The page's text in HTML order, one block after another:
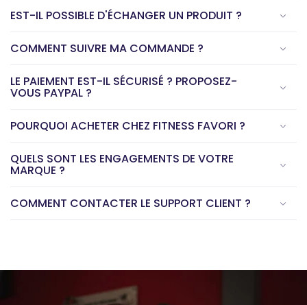
EST-IL POSSIBLE D'ÉCHANGER UN PRODUIT ?
COMMENT SUIVRE MA COMMANDE ?
LE PAIEMENT EST-IL SÉCURISÉ ? PROPOSEZ-
VOUS PAYPAL ?
POURQUOI ACHETER CHEZ FITNESS FAVORI ?
QUELS SONT LES ENGAGEMENTS DE VOTRE
MARQUE ?
COMMENT CONTACTER LE SUPPORT CLIENT ?